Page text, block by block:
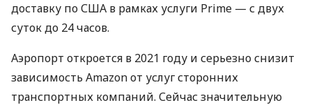
доставку поСША в рамках услуги Prime — с двух
суток до 24 часов.
Аэропорт откроется в 2021 году и серьезно снизит
зависимость Amazon от услуг сторонних
транспортных компаний. Сейчас значительную